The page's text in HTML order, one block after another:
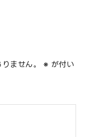
ません。 ※ が付い